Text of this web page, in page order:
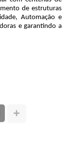
de estruturas
Automação e
e garantindo a